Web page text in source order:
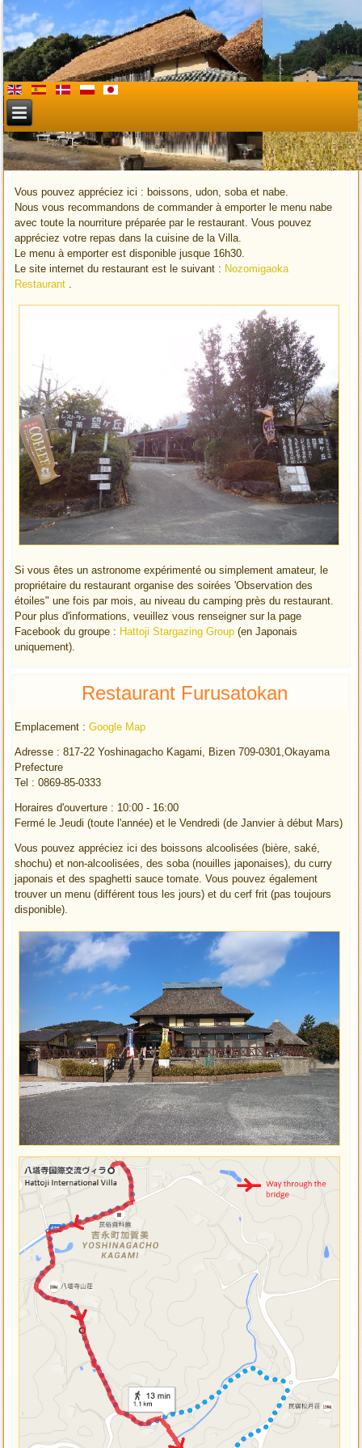
Restaurant Nozomigaoka
Vous pouvez appréciez ici : boissons, udon, soba et nabe.
Nous vous recommandons de commander à emporter le menu nabe
avec toute la nourriture préparée par le restaurant. Vous pouvez
appréciez votre repas dans la cuisine de la Villa.
Le menu à emporter est disponible jusque 16h30.
Le site internet du restaurant est le suivant : Nozomigaoka
Restaurant .
Si vous êtes un astronome expérimenté ou simplement amateur, le
propriétaire du restaurant organise des soirées 'Observation des
étoiles" une fois par mois, au niveau du camping près du restaurant.
Pour plus d'informations, veuillez vous renseigner sur la page
Facebook du groupe : Hattoji Stargazing Group (en Japonais
uniquement).
Restaurant Furusatokan
Emplacement :Google Map
Adresse : 817-22 Yoshinagacho Kagami, Bizen 709-0301,Okayama
Prefecture
Tel : 0869-85-0333
Horaires d'ouverture : 10:00 - 16:00
Fermé le Jeudi (toute l'année) et le Vendredi (de Janvier à début Mars)
Vous pouvez appréciez ici des boissons alcoolisées (bière, saké,
shochu) et non-alcoolisées, des soba (nouilles japonaises), du curry
japonais et des spaghetti sauce tomate. Vous pouvez également
trouver un menu (différent tous les jours) et du cerf frit (pas toujours
disponible).